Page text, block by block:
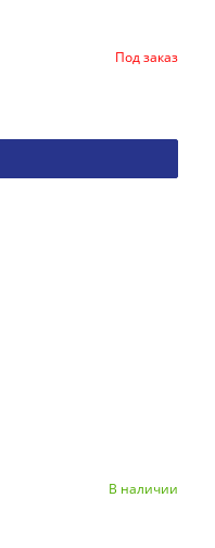
Под заказ
В наличии